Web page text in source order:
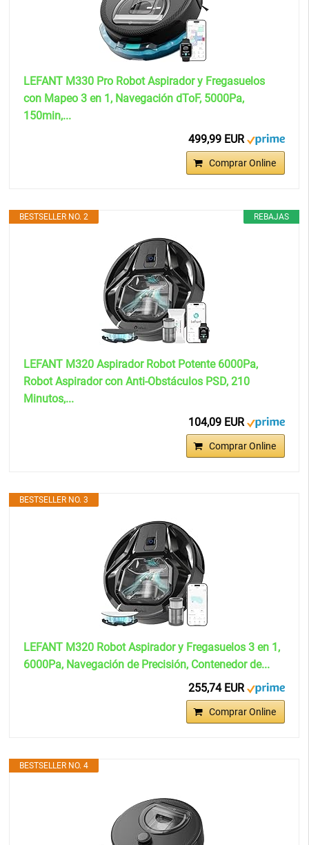
LEFANT M330 Pro Robot Aspirador y Fregasuelos
con Mapeo 3 en 1, Navegación dToF, 5000Pa,
150min,...
499,99 EUR
Comprar Online
REBAJAS
BESTSELLER NO. 2
LEFANT M320 Aspirador Robot Potente 6000Pa,
Robot Aspirador con Anti-Obstáculos PSD, 210
Minutos,...
104,09 EUR
Comprar Online
BESTSELLER NO. 3
LEFANT M320 Robot Aspirador y Fregasuelos 3 en 1,
6000Pa, Navegación de Precisión, Contenedor de...
255,74 EUR
Comprar Online
BESTSELLER NO. 4